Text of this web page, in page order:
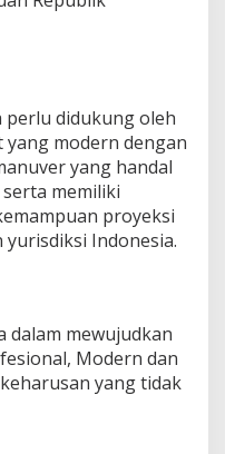
didukung oleh
modern dengan
yang handal
memiliki
proyeksi
Indonesia.
dalam mewujudkan
Modern dan
yang tidak